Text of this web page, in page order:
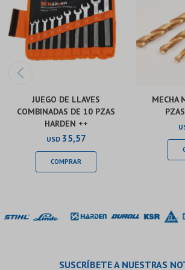
JUEGO DE LLAVES
COMBINADAS DE 10 PZAS
HARDEN ++
USD 35,57
MECHA
SUSCRÍBETE A NUESTRAS